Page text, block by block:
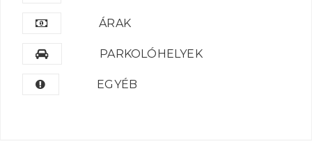
ÁRAK
PARKOLÓHELYEK
EGYÉB